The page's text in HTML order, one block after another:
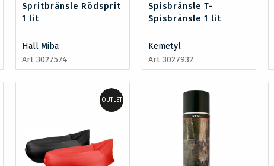
Spritbränsle Rödsprit
1 lit
Hall Miba
Art 3027574
Spisbränsle T-
Spisbränsle 1 lit
Kemetyl
Art 3027932
OUTLET